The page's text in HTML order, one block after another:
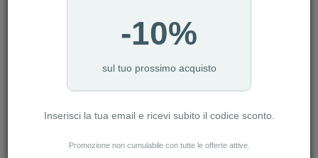
-10%
sul tuo prossimo acquisto
Inserisci la tua email e ricevi subito il codice sconto.
Promozione non cumulabile con tutte le offerte attive.